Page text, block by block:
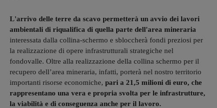
L'arrivo delle terre da scavo permetterà un avvio dei lavori
ambientali di riqualifica di quella parte dell'area mineraria
interessata dalla collina-schermo e sbloccherà fondi preziosi per
la realizzazione di opere infrastrutturali strategiche nel
fondovalle. Oltre alla realizzazione della collina schermo per il
recupero dell’area mineraria, infatti, porterà nel nostro territorio
importanti risorse economiche, pari a 21,5 milioni di euro, che
rappresentano una vera e propria svolta per le infrastrutture,
la viabilità e di conseguenza anche per il lavoro.